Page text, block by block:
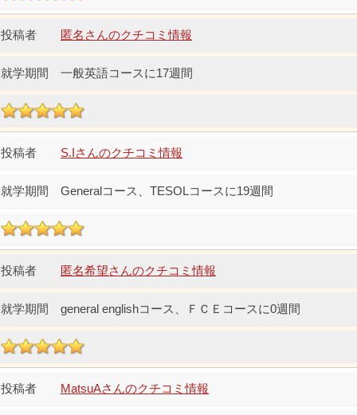
匿名さんのクチコミ情報
一般英語コースに17週間
S.Iさんのクチコミ情報
Generalコース、TESOLコースに19週間
匿名希望さんのクチコミ情報
general englishコース、ＦＣＥコースに0週間
MatsuAさんのクチコミ情報